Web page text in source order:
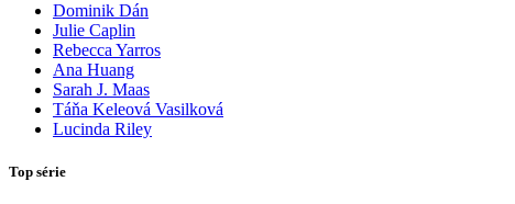
Dominik Dán
Julie Caplin
Rebecca Yarros
Ana Huang
Sarah J. Maas
Táňa Keleová Vasilková
Lucinda Riley
Top série